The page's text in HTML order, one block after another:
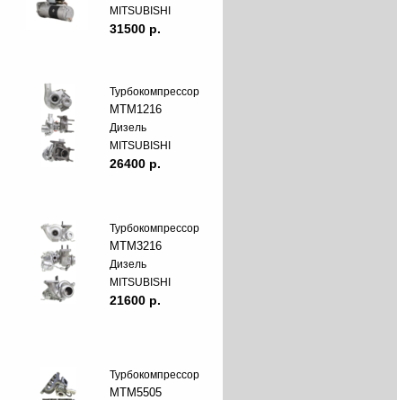
MITSUBISHI
31500 p.
Турбокомпрессор
MTM1216
Дизель
MITSUBISHI
26400 p.
Турбокомпрессор
MTM3216
Дизель
MITSUBISHI
21600 p.
Турбокомпрессор
MTM5505